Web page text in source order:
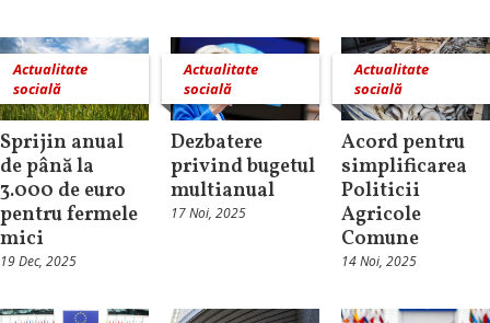
Actualitate
socială
Sprijin anual
de până la
3.000 de euro
pentru fermele
mici
19 Dec, 2025
Actualitate
socială
Dezbatere
privind bugetul
multianual
17 Noi, 2025
Actualitate
socială
Acord pentru
simplificarea
Politicii
Agricole
Comune
14 Noi, 2025